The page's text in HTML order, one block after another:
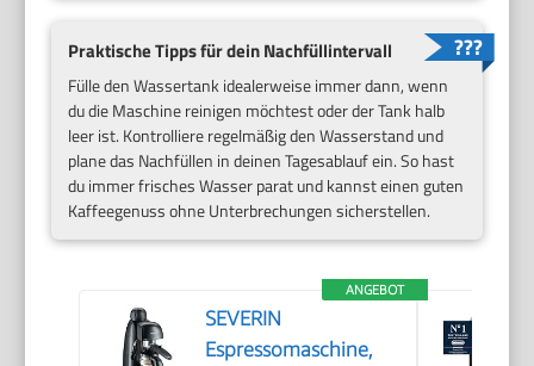
Praktische Tipps für dein Nachfüllintervall
Fülle den Wassertank idealerweise immer dann, wenn
du die Maschine reinigen möchtest oder der Tank halb
leer ist. Kontrolliere regelmäßig den Wasserstand und
plane das Nachfüllen in deinen Tagesablauf ein. So hast
du immer frisches Wasser parat und kannst einen guten
Kaffeegenuss ohne Unterbrechungen sicherstellen.
ANGEBOT
SEVERIN
Espressomaschine,